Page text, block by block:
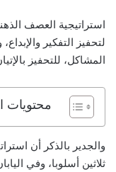
استراتيجية العصف
لتحفيز التفكير
المشاكل، للتحفيز
محتويات
والجدير بالذكر أن
ثلاثين أسلوبا، وفي